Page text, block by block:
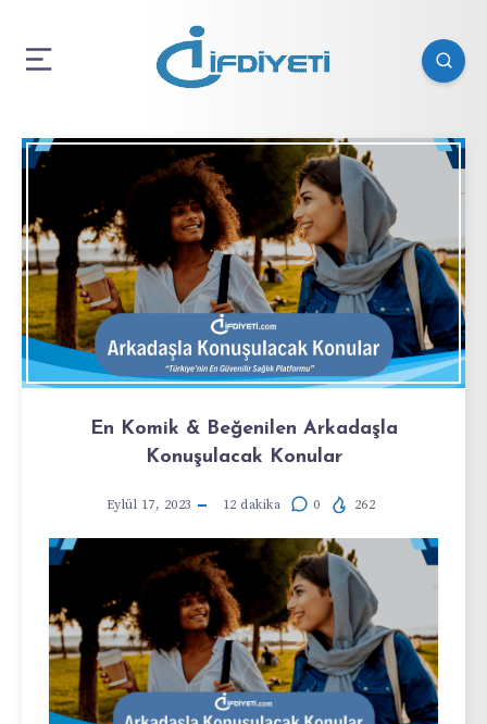
En Komik & Beğenilen Arkadaşla
Konuşulacak Konular
Eylül 17, 2023 12 dakika 0 262